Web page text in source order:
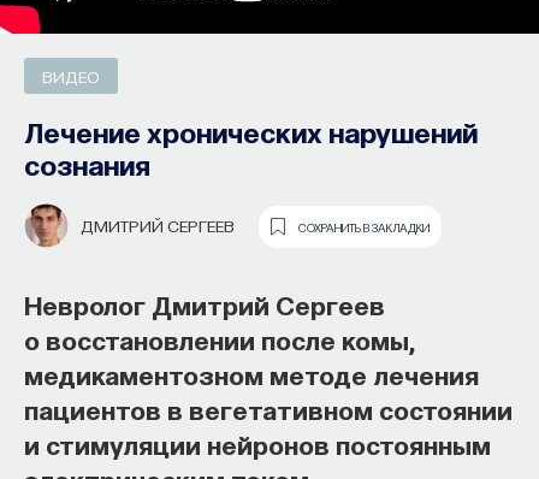
ВИДЕО
Лечение хронических нарушений
сознания
ДМИТРИЙ СЕРГЕЕВ СОХРАНИТЬ В ЗАКЛАДКИ
Невролог Дмитрий Сергеев
о восстановлении после комы,
медикаментозном методе лечения
пациентов в вегетативном состоянии
и стимуляции нейронов постоянным
Как наши память, потребности,
эмоции, внимание, воля связаны
с передачей сигналов